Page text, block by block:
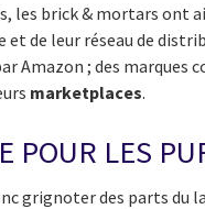
les brick & mortars ont
et de leur réseau de
Amazon ; des
marketplaces.
POUR LES
grignoter des parts du